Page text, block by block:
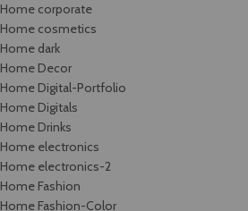
Home corporate
Home cosmetics
Home dark
Home Decor
Home Digital-Portfolio
Home Digitals
Home Drinks
Home electronics
Home electronics-2
Home Fashion
Home Fashion-Color